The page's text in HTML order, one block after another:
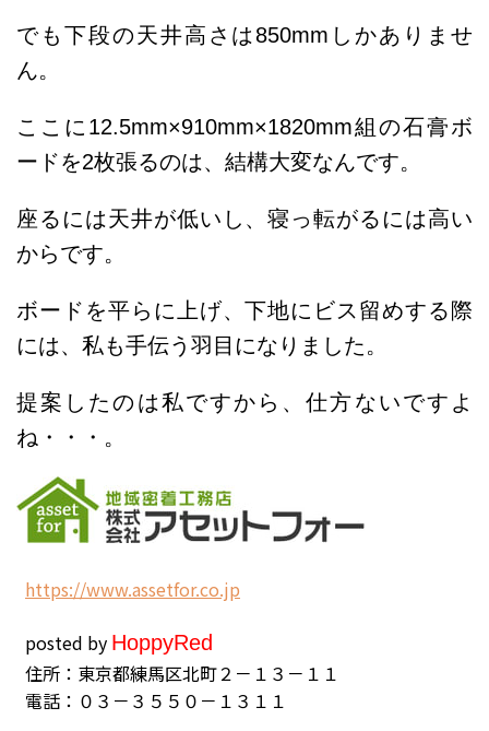
でも下段の天井高さは850mmしかありませ
ん。
ここに12.5mm×910mm×1820mm組の石膏ボ
ードを2枚張るのは、結構大変なんです。
座るには天井が低いし、寝っ転がるには高い
からです。
ボードを平らに上げ、下地にビス留めする際
には、私も手伝う羽目になりました。
提案したのは私ですから、仕方ないですよ
ね・・・。
https://www.assetfor.co.jp
posted by HoppyRed
住所：東京都練馬区北町２－１３－１１
電話：０３－３５５０－１３１１